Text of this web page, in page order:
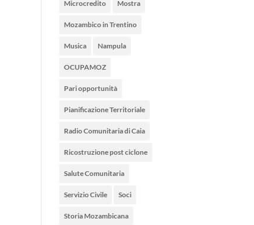
Microcredito Mostra
Mozambico in Trentino
Musica Nampula
OCUPAMOZ
Pari opportunità
Pianificazione Territoriale
Radio Comunitaria di Caia
Ricostruzione post ciclone
Salute Comunitaria
Servizio Civile Soci
Storia Mozambicana